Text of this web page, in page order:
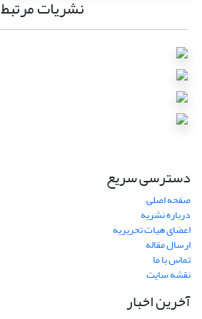
نشریات مرتبط
دسترسی سریع
صفحه اصلی
درباره نشریه
اعضای هیات تحریریه
ارسال مقاله
تماس با ما
نقشه سایت
آخرین اخبار